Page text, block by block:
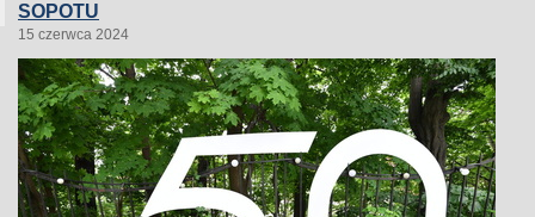
SOPOTU
15 czerwca 2024